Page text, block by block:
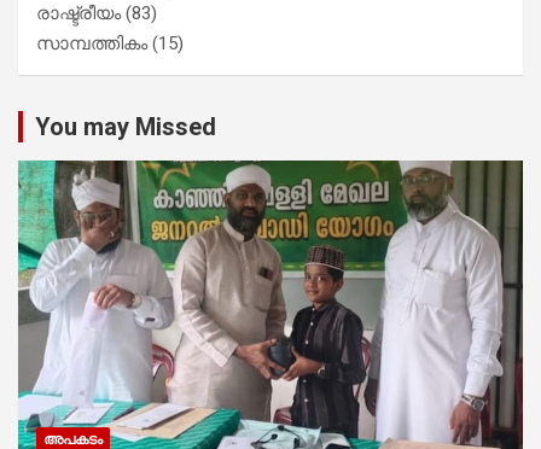
രാഷ്ട്രീയം(83)
സാമ്പത്തികം(15)
You may Missed
അപകടം